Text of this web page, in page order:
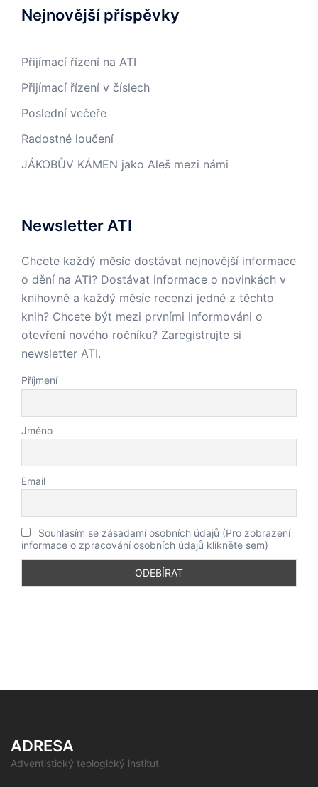
Nejnovější příspěvky
Přijímací řízení na ATI
Přijímací řízení v číslech
Poslední večeře
Radostné loučení
JÁKOBŮV KÁMEN jako Aleš mezi námi
Newsletter ATI
Chcete každý měsíc dostávat nejnovější informace
o dění na ATI? Dostávat informace o novinkách v
knihovně a každý měsíc recenzi jedné z těchto
knih? Chcete být mezi prvními informováni o
otevření nového ročníku? Zaregistrujte si
newsletter ATI.
Příjmení
Jméno
Email
Souhlasím se zásadami osobních údajů (Pro zobrazení
informace o zpracování osobních údajů klikněte sem)
ADRESA
Adventistický teologický institut